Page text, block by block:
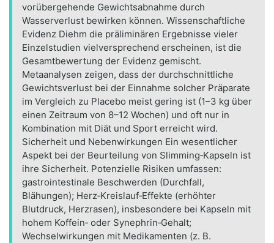
vorübergehende Gewichtsabnahme durch
Wasserverlust bewirken können. Wissenschaftliche
Evidenz Diehm die präliminären Ergebnisse vieler
Einzelstudien vielversprechend erscheinen, ist die
Gesamtbewertung der Evidenz gemischt.
Metaanalysen zeigen, dass der durchschnittliche
Gewichtsverlust bei der Einnahme solcher Präparate
im Vergleich zu Placebo meist gering ist (1–3 kg über
einen Zeitraum von 8–12 Wochen) und oft nur in
Kombination mit Diät und Sport erreicht wird.
Sicherheit und Nebenwirkungen Ein wesentlicher
Aspekt bei der Beurteilung von Slimming‑Kapseln ist
ihre Sicherheit. Potenzielle Risiken umfassen:
gastrointestinale Beschwerden (Durchfall,
Blähungen); Herz‑Kreislauf‑Effekte (erhöhter
Blutdruck, Herzrasen), insbesondere bei Kapseln mit
hohem Koffein‑ oder Synephrin‑Gehalt;
Wechselwirkungen mit Medikamenten (z. B.